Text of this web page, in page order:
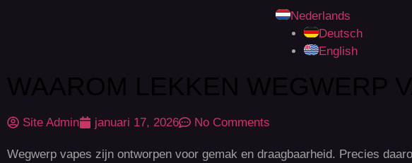
Nederlands
Deutsch
English
Site Admin januari 17, 2026 No Comments
Wegwerp vapes zijn ontworpen voor gemak en draagbaarheid. Precies